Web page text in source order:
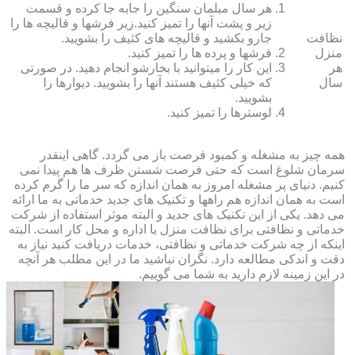
نظافت
منزل
هر
سال
هر سال مبلمان سنگین را جابه جا کرده و قسمت
زیر و پشت آنها را تمیز کنید.زیر فرش‏ها و قالیچه‏ ها را
جارو بکشید و قالیچه‏ های کثیف را بشویید.
فرش‏ها و پرده ‏ها را تمیز کنید.
این کار را می‏توانید با بخارشو انجام دهید. در صورتی
که خیلی کثیف هستند آنها را بشویید. دیوارها را
بشویید.
لوسترها را تمیز کنید.
همه چیز به مشغله و کمبود فرصت باز می گردد. گاهی اینقدر
سرمان شلوغ است که حتی فرصت شستن ظرف ها هم پیدا نمی
کنیم. دنیای پر مشغله امروز به همان اندازه که سر ما را گرم کرده
است به همان اندازه هم راهها و تکنیک های جدید خدماتی به ما ارائه
می دهد. یکی از این تکنیک های جدید و البته موثر استفاده از شرکت
خدماتی و نظافتی برای نظافت منزل یا اداره و محل کار است. البته
اینکه از چه شرکت خدماتی و نظافتی، خدمات دریافت کنید نیاز به
دقت و اندکی مطالعه دارد. نگران نباشید ما در این مطلب هر آنچه
در این زمینه لازم دارید به شما می گوییم.